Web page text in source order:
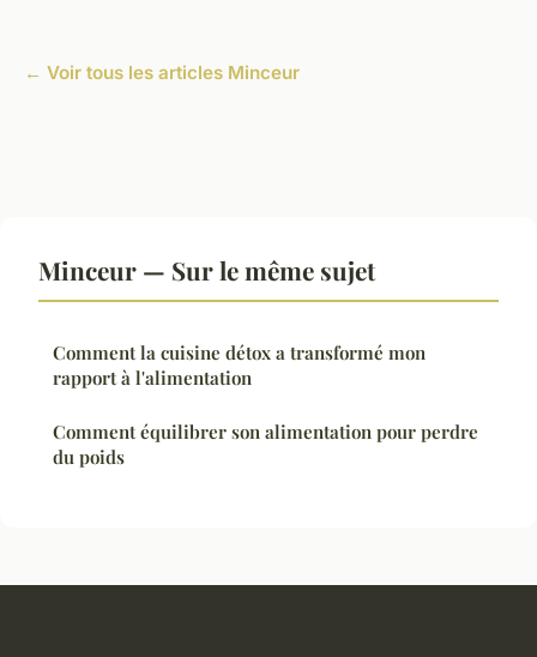
← Voir tous les articles Minceur
Minceur — Sur le même sujet
Comment la cuisine détox a transformé mon
rapport à l'alimentation
Comment équilibrer son alimentation pour perdre
du poids